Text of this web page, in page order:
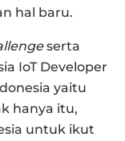
hal baru.
serta
IoT Developer
yaitu
hanya itu,
untuk ikut